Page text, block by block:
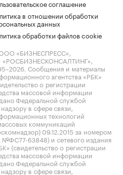
соглашение
в отношении обработки
данных
обработки файлов cookie
«БИЗНЕСПРЕСС»,
«РОСБИЗНЕСКОНСАЛТИНГ»,
. Сообщения и материалы
агентства «РБК»
о регистрации
массовой информации
Федеральной службой
в сфере связи,
технологий
коммуникаций
09.12.2015 за номером
63848) и сетевого издания
(свидетельство о регистрации
массовой информации
Федеральной службой
в сфере связи,